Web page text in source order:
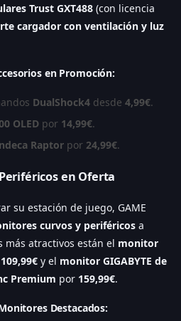
Trust GXT488 (con licencia
cargador con ventilación y luz
en Promoción:
DualShock4 desde 4,99€.
OLED por 14,99€.
Raptor por 24,99€.
en Oferta
su estación de juego, GAME
curvos y periféricos a
más atractivos están el monitor
109,99€ y el monitor GIGABYTE de
Premium por 159,99€.
Destacados: